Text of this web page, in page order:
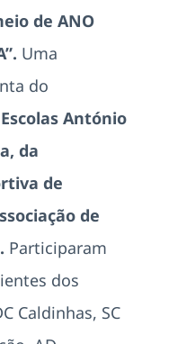
de ANO
Uma
do
António
da
de
de
Participaram
dos
Caldinhas, SC